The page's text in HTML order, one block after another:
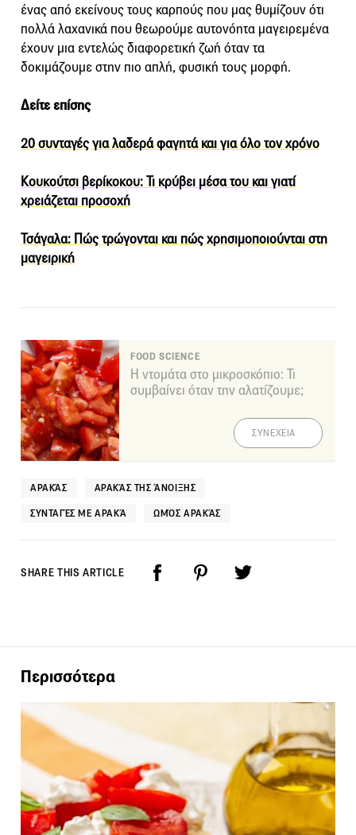
ένας από εκείνους τους καρπούς που μας θυμίζουν ότι
πολλά λαχανικά που θεωρούμε αυτονόητα μαγειρεμένα
έχουν μια εντελώς διαφορετική ζωή όταν τα
δοκιμάζουμε στην πιο απλή, φυσική τους μορφή.
Δείτε επίσης
20 συνταγές για λαδερά φαγητά και για όλο τον χρόνο
Κουκούτσι βερίκοκου: Τι κρύβει μέσα του και γιατί
χρειάζεται προσοχή
Τσάγαλα: Πώς τρώγονται και πώς χρησιμοποιούνται στη
μαγειρική
FOOD SCIENCE
Η ντομάτα στο μικροσκόπιο: Τι
συμβαίνει όταν την αλατίζουμε;
ΣΥΝΕΧΕΙΑ
ΑΡΑΚΆΣ ΑΡΑΚΆΣ ΤΗΣ ΆΝΟΙΞΗΣ
ΣΥΝΤΑΓΈΣ ΜΕ ΑΡΑΚΆ ΩΜΌΣ ΑΡΑΚΆΣ
SHARE THIS ARTICLE
Περισσότερα